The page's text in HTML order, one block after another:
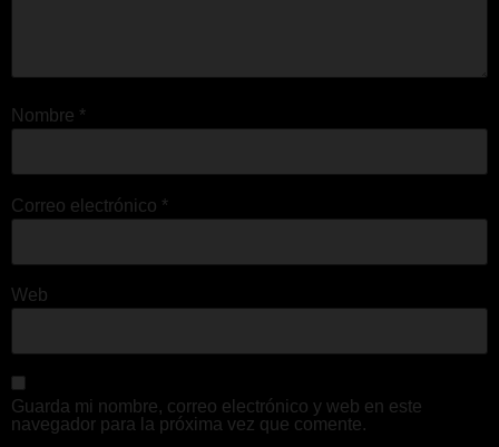
Nombre *
Correo electrónico *
Web
Guarda mi nombre, correo electrónico y web en este
navegador para la próxima vez que comente.